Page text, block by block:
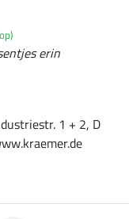
erin
1 + 2, D